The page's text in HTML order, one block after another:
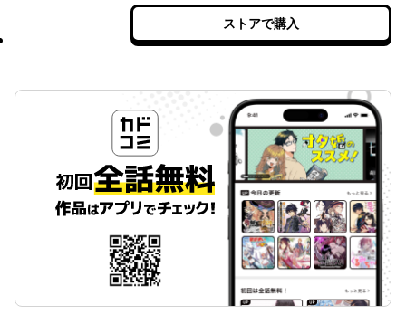
ストアで購入